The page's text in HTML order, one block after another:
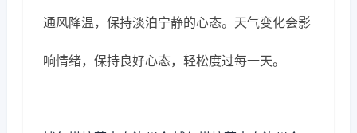
通风降温，保持淡泊宁静的心态。天气变化会影
响情绪，保持良好心态，轻松度过每一天。